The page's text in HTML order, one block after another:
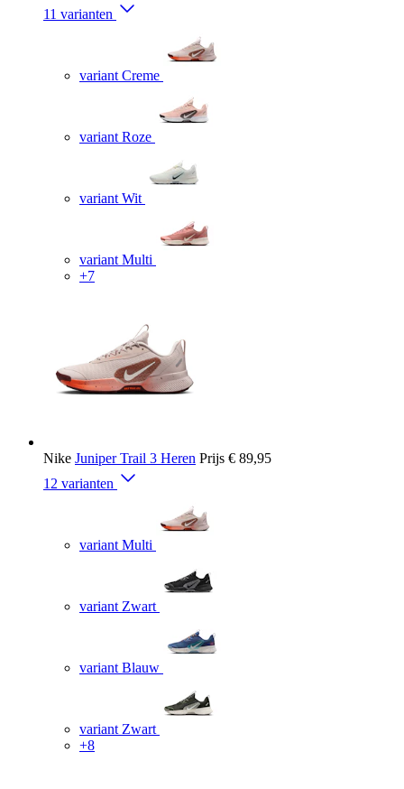
11 varianten
variant Creme
variant Roze
variant Wit
variant Multi
+7
Nike Juniper Trail 3 Heren Prijs € 89,95
12 varianten
variant Multi
variant Zwart
variant Blauw
variant Zwart
+8